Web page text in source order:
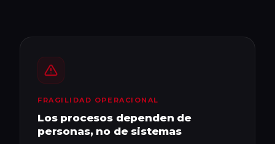
FRAGILIDAD OPERACIONAL
Los procesos dependen de
personas, no de sistemas